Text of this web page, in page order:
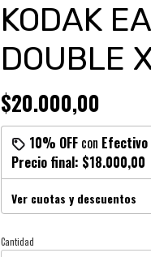
KODAK
DOUBLE
$20.000,00
10% OFFcon Efectivo
Precio final: $18.000,00
Ver cuotas y descuentos
Cantidad